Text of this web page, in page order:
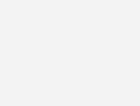
Augenhöhe
Teams,
mit
Energieparkentwickler